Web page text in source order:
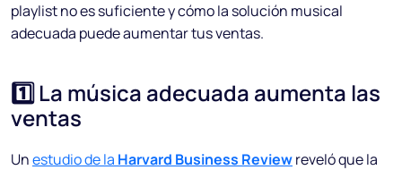
playlist no es suficiente y cómo la solución musical
adecuada puede aumentar tus ventas.
1️⃣ La música adecuada aumenta las
ventas
Unestudio de la Harvard Business Reviewreveló que la